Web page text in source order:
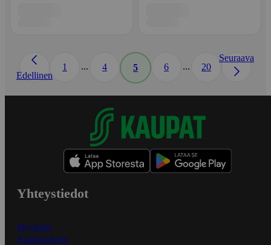
Edellinen
1 ... 4 5 6 ... 20
Seuraava
Yhteystiedot
Myymälät
Asiakaspalvelu